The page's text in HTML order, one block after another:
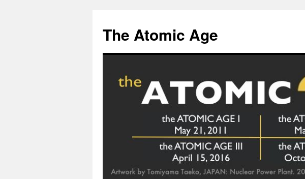
content
The Atomic Age